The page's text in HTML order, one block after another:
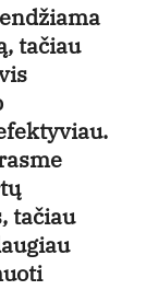
tačiau
tačiau